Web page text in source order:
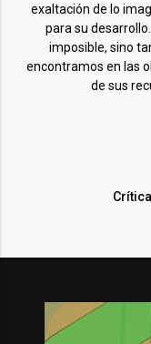
exaltación de lo
para su
imposible, sino
encontramos en las
de sus